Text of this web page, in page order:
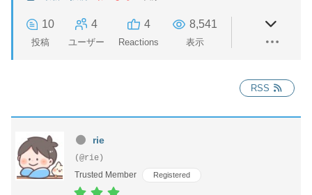
10
投稿
4
ユーザー
4
Reactions
8,541
表示
RSS
rie
(@rie)
Trusted Member
Registered